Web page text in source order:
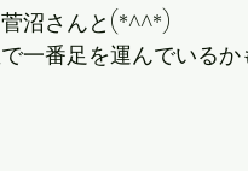
沼さんと(*^^*)
一番足を運んでいる